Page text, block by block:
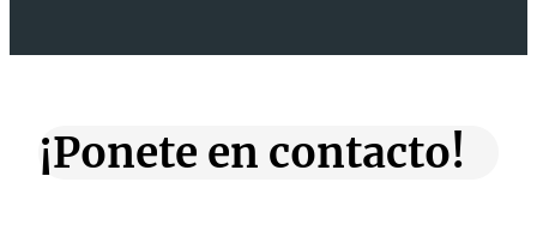
¡Ponete en contacto!